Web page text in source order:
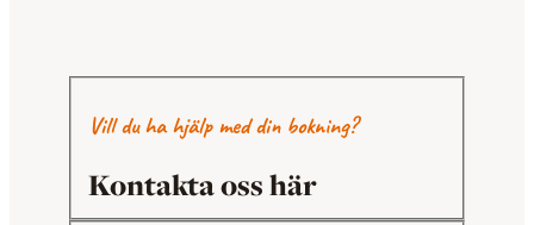
Vill du ha hjälp med din bokning?
Kontakta oss här